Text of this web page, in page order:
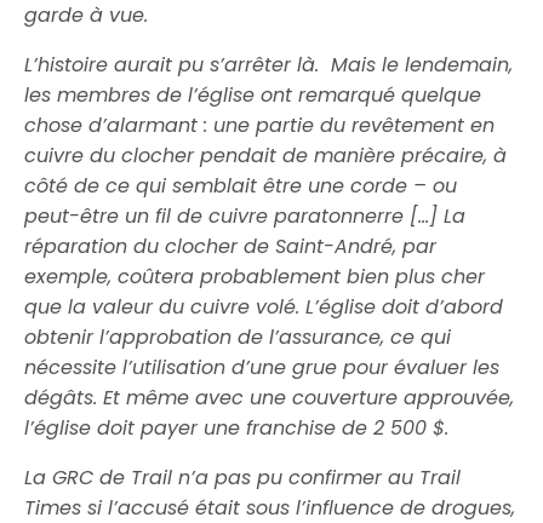
garde à vue.
L’histoire aurait pu s’arrêter là. Mais le lendemain,
les membres de l’église ont remarqué quelque
chose d’alarmant : une partie du revêtement en
cuivre du clocher pendait de manière précaire, à
côté de ce qui semblait être une corde – ou
peut-être un fil de cuivre paratonnerre […] La
réparation du clocher de Saint-André, par
exemple, coûtera probablement bien plus cher
que la valeur du cuivre volé. L’église doit d’abord
obtenir l’approbation de l’assurance, ce qui
nécessite l’utilisation d’une grue pour évaluer les
dégâts. Et même avec une couverture approuvée,
l’église doit payer une franchise de 2 500 $.
La GRC de Trail n’a pas pu confirmer au Trail
Times si l’accusé était sous l’influence de drogues,